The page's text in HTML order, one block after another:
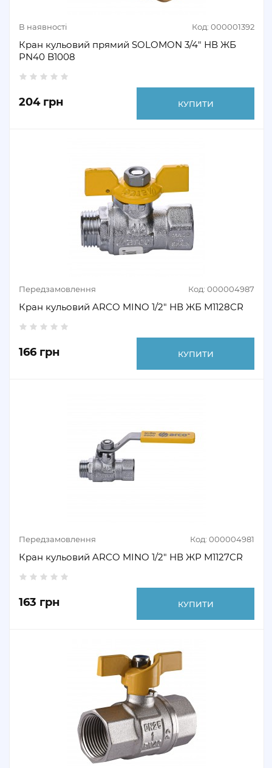
В наявності Код: 000001392
Кран кульовий прямий SOLOMON 3/4" НВ ЖБ
PN40 B1008
204 грн КУПИТИ
Передзамовлення Код: 000004987
Кран кульовий ARCO MINO 1/2" НВ ЖБ M1128CR
166 грн КУПИТИ
Передзамовлення Код: 000004981
Кран кульовий ARCO MINO 1/2" НВ ЖР M1127CR
163 грн КУПИТИ